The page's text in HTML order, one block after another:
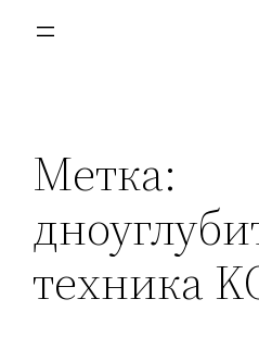
Метка:
техника